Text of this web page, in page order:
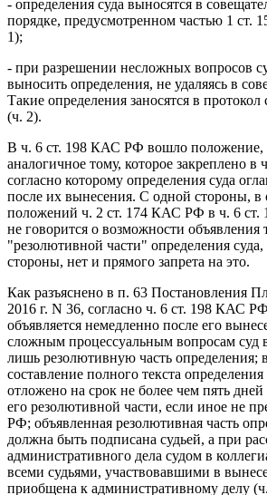
- определения суда выносятся в
порядке, предусмотренном частью 1 ст.
1);
- при разрешении несложных вопросов
выносить определения, не удаляясь в
Такие определения заносятся в протокол
(ч. 2).
В ч. 6 ст. 198 КАС РФ вошло положение,
аналогичное тому, которое закреплено
согласно которому определения суда
после их вынесения. С одной стороны, в
положений ч. 2 ст. 174 КАС РФ в ч. 6 ст.
не говорится о возможности объявления
"резолютивной части" определения суда,
стороны, нет и прямого запрета на это.
Как разъяснено в п. 63 Постановления
2016 г. N 36, согласно ч. 6 ст. 198 КАС
объявляется немедленно после его
сложным процессуальным вопросам суд
лишь резолютивную часть определения;
составление полного текста
отложено на срок не более чем пять
его резолютивной части, если иное не
РФ; объявленная резолютивная часть
должна быть подписана судьей, а при
административного дела судом в
всеми судьями, участвовавшими в
приобщена к административному делу